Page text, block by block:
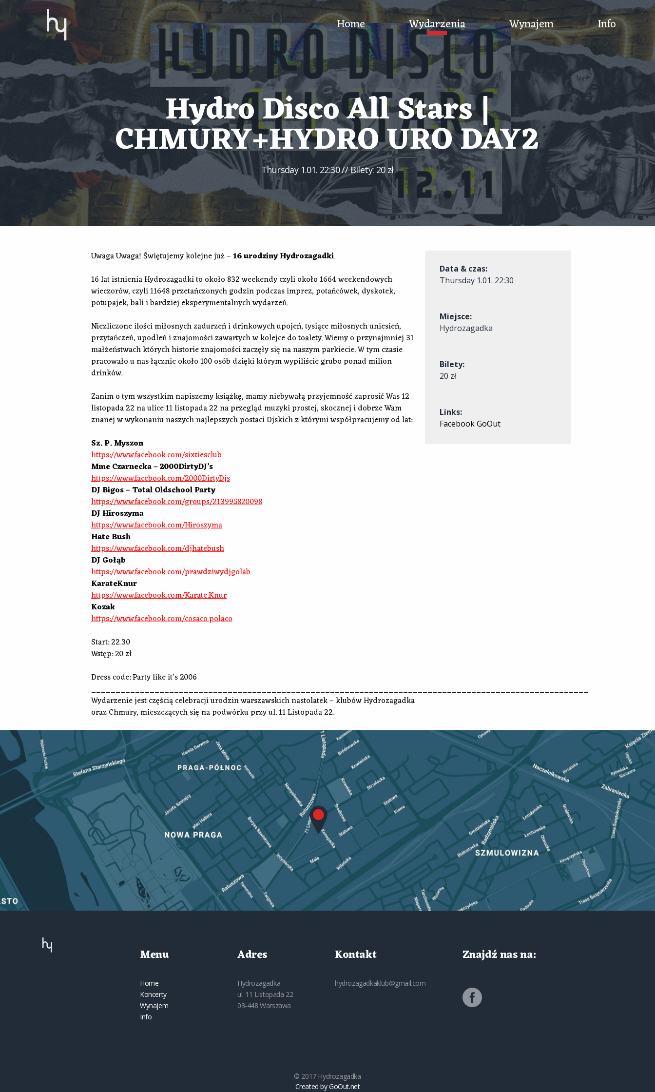
Home Wydarzenia Wynajem Info
Hydro Disco All Stars |
CHMURY+HYDRO URO DAY2
Thursday 1.01. 22:30// Bilety: 20 zł
Uwaga Uwaga! Świętujemy kolejne już –16 urodziny Hydrozagadki.
16 lat istnienia Hydrozagadki to około 832 weekendy czyli około 1664 weekendowych
wieczorów, czyli 11648 przetańczonych godzin podczas imprez, potańcówek, dyskotek,
potupajek, bali i bardziej eksperymentalnych wydarzeń.
Niezliczone ilości miłosnych zadurzeń i drinkowych upojeń, tysiące miłosnych uniesień,
przytańczeń, upodleń i znajomości zawartych w kolejce do toalety. Wiemy o przynajmniej 31
małżeństwach których historie znajomości zaczęły się na naszym parkiecie. W tym czasie
pracowało u nas łącznie około 100 osób dzięki którym wypiliście grubo ponad milion
drinków.
Zanim o tym wszystkim napiszemy książkę, mamy niebywałą przyjemność zaprosić Was 12
listopada 22 na ulice 11 listopada 22 na przegląd muzyki prostej, skocznej i dobrze Wam
znanej w wykonaniu naszych najlepszych postaci Djskich z którymi współpracujemy od lat:
Sz. P. Myszon
https://www.facebook.com/sixtiesclub
Mme Czarnecka – 2000DirtyDJ’s
https://www.facebook.com/2000DirtyDjs
DJ Bigos – Total Oldschool Party
https://www.facebook.com/groups/213995820098
DJ Hiroszyma
https://www.facebook.com/Hiroszyma
Hate Bush
https://www.facebook.com/djhatebush
DJ Gołąb
https://www.facebook.com/prawdziwydjgolab
KarateKnur
https://www.facebook.com/Karate.Knur
Kozak
https://www.facebook.com/cosaco.polaco
Start: 22.30
Wstęp: 20 zł
Dress code: Party like it’s 2006
______________________________________________________________________________________________________
Wydarzenie jest częścią celebracji urodzin warszawskich nastolatek – klubów Hydrozagadka
oraz Chmury, mieszczących się na podwórku przy ul. 11 Listopada 22.
Data & czas:
Thursday 1.01. 22:30
Miejsce:
Hydrozagadka
Bilety:
20 zł
Links:
FacebookGoOut
Menu
Home
Koncerty
Wynajem
Info
Adres
Hydrozagadka
ul. 11 Listopada 22
03-448 Warszawa
Kontakt
hydrozagadkaklub@gmail.com
Znajdź nas na:
© 2017 Hydrozagadka
Created by GoOut.net